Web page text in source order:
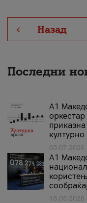
Назад
Последни
А1
03.07.2026
A1
18.05.2026